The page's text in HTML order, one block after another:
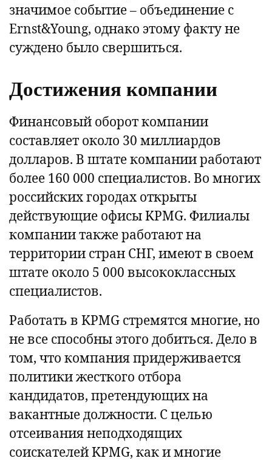
значимое событие – объединение с
Ernst&Young, однако этому факту не
суждено было свершиться.
Достижения компании
Финансовый оборот компании
составляет около 30 миллиардов
долларов. В штате компании работают
более 160 000 специалистов. Во многих
российских городах открыты
действующие офисы KPMG. Филиалы
компании также работают на
территории стран СНГ, имеют в своем
штате около 5 000 высококлассных
специалистов.
Работать в KPMG стремятся многие, но
не все способны этого добиться. Дело в
том, что компания придерживается
политики жесткого отбора
кандидатов, претендующих на
вакантные должности. С целью
отсеивания неподходящих
соискателей KPMG, как и многие